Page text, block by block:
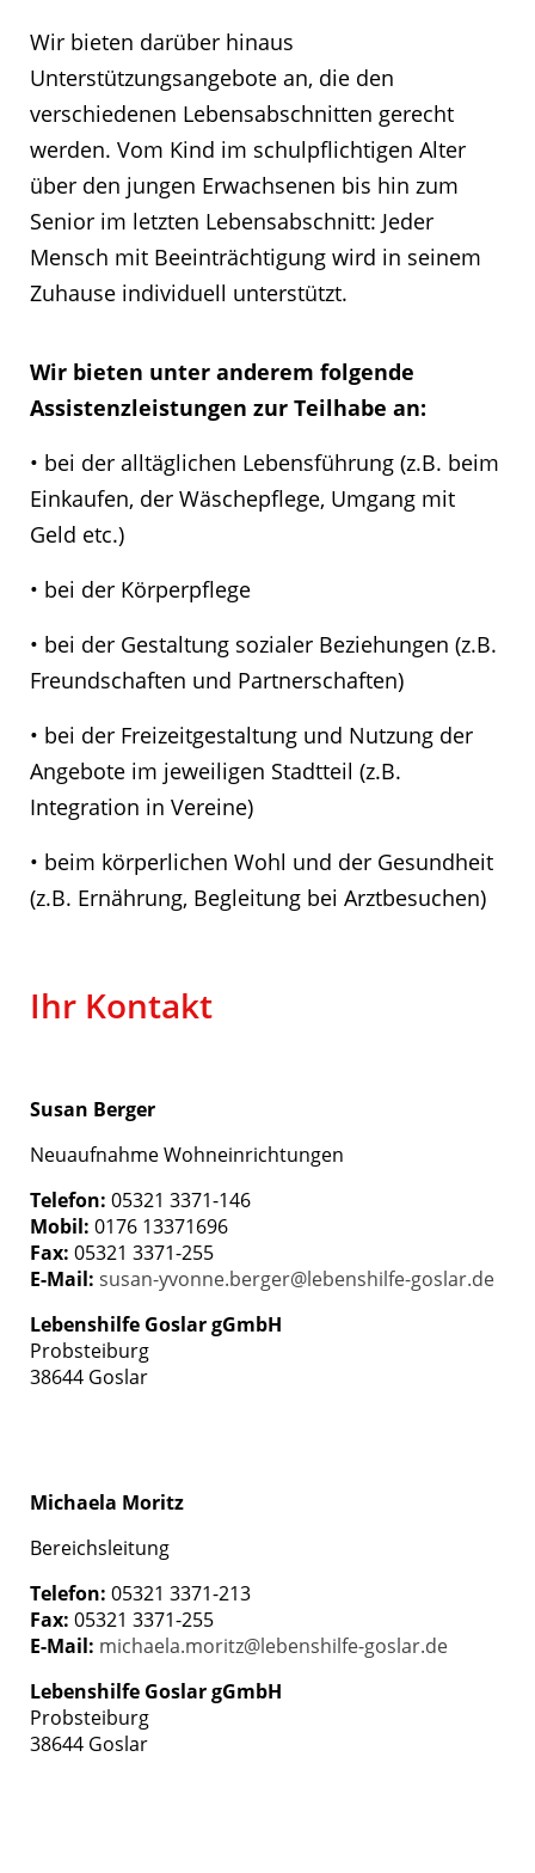
Wir bieten darüber hinaus
Unterstützungsangebote an, die den
verschiedenen Lebensabschnitten gerecht
werden. Vom Kind im schulpflichtigen Alter
über den jungen Erwachsenen bis hin zum
Senior im letzten Lebensabschnitt: Jeder
Mensch mit Beeinträchtigung wird in seinem
Zuhause individuell unterstützt.
Wir bieten unter anderem folgende
Assistenzleistungen zur Teilhabe an:
• bei der alltäglichen Lebensführung (z.B. beim
Einkaufen, der Wäschepflege, Umgang mit
Geld etc.)
• bei der Körperpflege
• bei der Gestaltung sozialer Beziehungen (z.B.
Freundschaften und Partnerschaften)
• bei der Freizeitgestaltung und Nutzung der
Angebote im jeweiligen Stadtteil (z.B.
Integration in Vereine)
• beim körperlichen Wohl und der Gesundheit
(z.B. Ernährung, Begleitung bei Arztbesuchen)
Ihr Kontakt
Susan Berger
Neuaufnahme Wohneinrichtungen
Telefon: 05321 3371-146
Mobil: 0176 13371696
Fax: 05321 3371-255
E-Mail: susan-yvonne.berger@lebenshilfe-goslar.de
Lebenshilfe Goslar gGmbH
Probsteiburg
38644 Goslar
Michaela Moritz
Bereichsleitung
Telefon: 05321 3371-213
Fax: 05321 3371-255
E-Mail: michaela.moritz@lebenshilfe-goslar.de
Lebenshilfe Goslar gGmbH
Probsteiburg
38644 Goslar